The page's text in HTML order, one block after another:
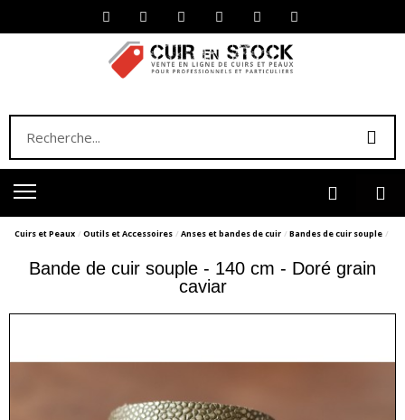
Cuirs et Peaux Outils et Accessoires Anses et bandes de cuir Bandes de cuir souple
Bande de cuir souple - 140 cm - Doré grain
caviar